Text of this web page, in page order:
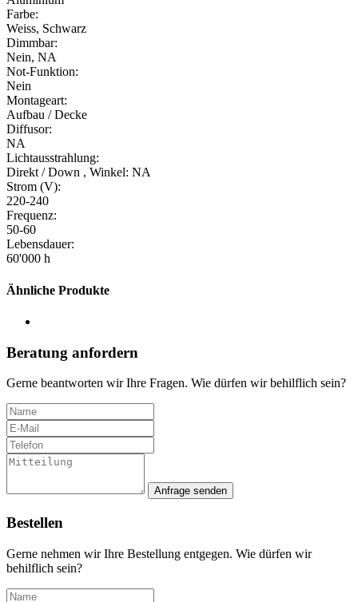
Farbe:
Weiss, Schwarz
Dimmbar:
Nein, NA
Not-Funktion:
Nein
Montageart:
Aufbau / Decke
Diffusor:
NA
Lichtausstrahlung:
Direkt / Down , Winkel: NA
Strom (V):
220-240
Frequenz:
50-60
Lebensdauer:
60'000 h
Ähnliche Produkte
Beratung anfordern
Gerne beantworten wir Ihre Fragen. Wie dürfen wir behilflich sein?
Anfrage senden
Bestellen
Gerne nehmen wir Ihre Bestellung entgegen. Wie dürfen wir
behilflich sein?